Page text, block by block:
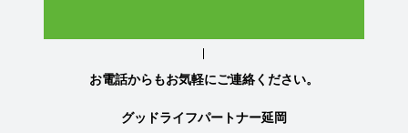
お電話からもお気軽にご連絡ください。
グッドライフパートナー延岡